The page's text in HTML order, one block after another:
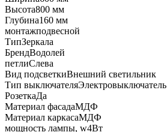
Высота800 мм
Глубина160 мм
монтажподвесной
ТипЗеркала
БрендВодолей
петлиСлева
Вид подсветкиВнешний светильник
Тип выключателяЭлектровыключатель
РозеткаДа
Материал фасадаМДФ
Материал каркасаМДФ
мощность лампы, w4Вт